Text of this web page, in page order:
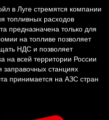
в Луге стремятся компании
топливных расходов
предназначена только для
на топливе позволяет
НДС и позволяет
на всей территории России
станциях
принимается на АЗС стран